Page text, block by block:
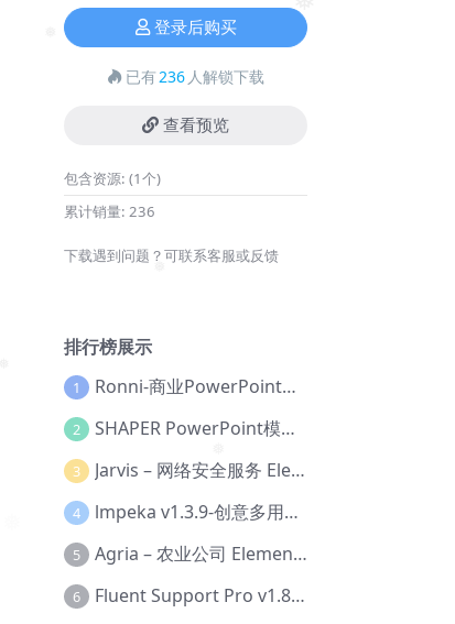
❅
❅
登录后购买
已有236 人解锁下载
查看预览
包含资源: (1个)
累计销量: 236
下载遇到问题？可联系客服或反馈
排行榜展示
1 Ronni-商业PowerPoint模板【Dc-0077】
2 SHAPER PowerPoint模板【Dc-0184】
3 Jarvis – 网络安全服务 Elementor 模板套件【Aa-0035】
4 lmpeka v1.3.9-创意多用途 WordPress 主题【Be-0064】
5 Agria – 农业公司 Elementor Pro 模板套件【Aa-0003】
6 Fluent Support Pro v1.8.1 – WordPress 支持票务系统【Cc-0041】